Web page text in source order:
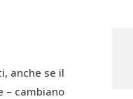
anche se il
– cambiano